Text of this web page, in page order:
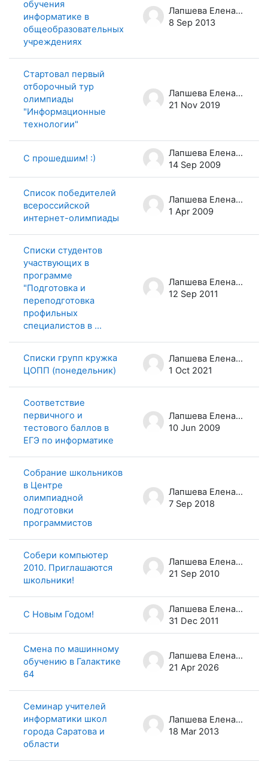
обучения
информатике в
общеобразовательных
учреждениях
Лапшева Елена Евгеньевна
8 Sep 2013
Стартовал первый
отборочный тур
олимпиады
"Информационные
технологии"
Лапшева Елена Евгеньевна
21 Nov 2019
С прошедшим! :)
Лапшева Елена Евгеньевна
14 Sep 2009
Список победителей
всероссийской
интернет-олимпиады
Лапшева Елена Евгеньевна
1 Apr 2009
Списки студентов
участвующих в
программе
"Подготовка и
переподготовка
профильных
специалистов в ...
Лапшева Елена Евгеньевна
12 Sep 2011
Списки групп кружка
ЦОПП (понедельник)
Лапшева Елена Евгеньевна
1 Oct 2021
Соответствие
первичного и
тестового баллов в
ЕГЭ по информатике
Лапшева Елена Евгеньевна
10 Jun 2009
Собрание школьников
в Центре
олимпиадной
подготовки
программистов
Лапшева Елена Евгеньевна
7 Sep 2018
Собери компьютер
2010. Приглашаются
школьники!
Лапшева Елена Евгеньевна
21 Sep 2010
С Новым Годом!
Лапшева Елена Евгеньевна
31 Dec 2011
Смена по машинному
обучению в Галактике
64
Лапшева Елена Евгеньевна
21 Apr 2026
Семинар учителей
информатики школ
города Саратова и
области
Лапшева Елена Евгеньевна
18 Mar 2013